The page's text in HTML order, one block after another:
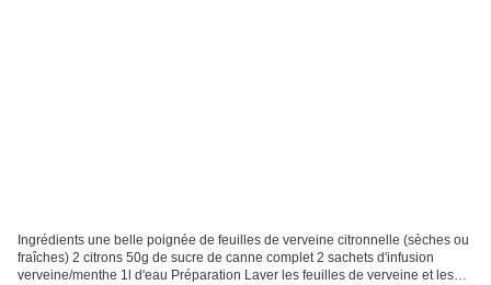
Ingrédients une belle poignée de feuilles de verveine citronnelle (sèches ou
fraîches) 2 citrons 50g de sucre de canne complet 2 sachets d'infusion
verveine/menthe 1l d'eau Préparation Laver les feuilles de verveine et les